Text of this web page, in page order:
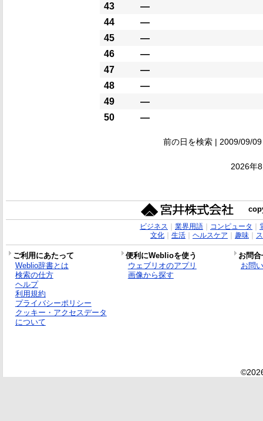
43
―
44
―
45
―
46
―
47
―
48
―
49
―
50
―
前の日を検索 | 2009/09/
2026年
ビジネス 業界用語｜ コンピュータ
文化｜ 生活｜ ヘルスケア 趣味｜
ご利用にあたって 便利にWeblioを使う
お問
Weblio辞書とは
検索の仕方
ヘルプ
利用規約
プライバシーポリシー
クッキー・アクセスデータ
について
ウェブリオのアプリ
画像から探す
お問